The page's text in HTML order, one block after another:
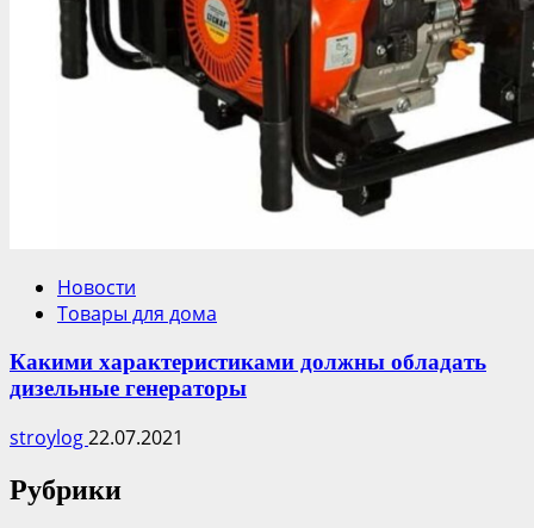
Новости
Товары для дома
Какими характеристиками должны обладать
дизельные генераторы
stroylog22.07.2021
Рубрики